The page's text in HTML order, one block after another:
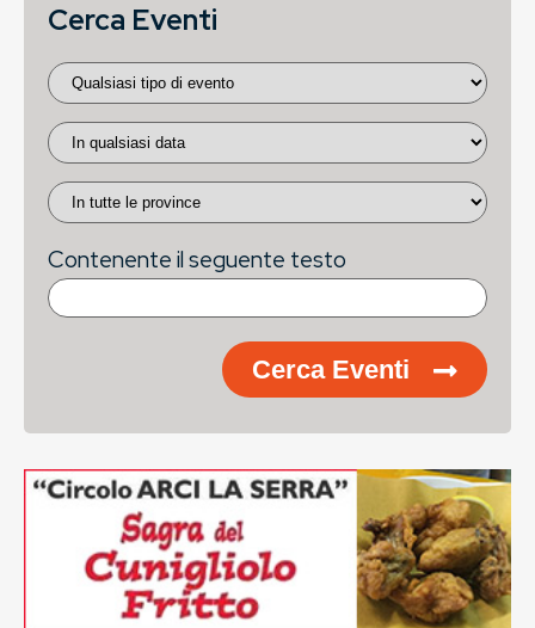
Cerca Eventi
Contenente il seguente testo
Cerca Eventi